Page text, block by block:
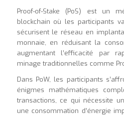
Proof-of-Stake (PoS) est un
blockchain où les participants
sécurisent le réseau en
monnaie, en réduisant la
augmentant l’efficacité par
minage traditionnelles comme
Dans PoW, les participants
énigmes mathématiques
transactions, ce qui nécessite
une consommation d’énergie